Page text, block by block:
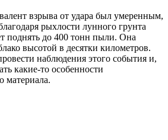
взрыва от удара был умеренным,
рыхлости лунного грунта
поднять до 400 тонн пыли. Она
высотой в десятки километров.
наблюдения этого события и,
какие-то особенности
материала.